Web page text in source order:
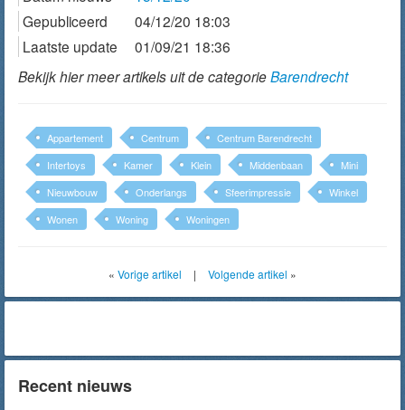
Gepubliceerd
04/12/20 18:03
Laatste update
01/09/21 18:36
Bekijk hier meer artikels uit de categorieBarendrecht
Appartement Centrum
Centrum Barendrecht
Intertoys
Kamer Klein Middenbaan
Mini
Nieuwbouw
Onderlangs Sfeerimpressie
Winkel
Wonen
Woning Woningen
« Vorige artikel | Volgende artikel »
Recent nieuws